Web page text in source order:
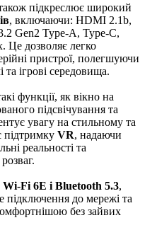
підкреслює широкий
, включаючи: HDMI 2.1b,
Gen2 Type-A, Type-C,
Це дозволяє легко
пристрої, полегшуючи
та ігрові середовища.
функції, як вікно на
підсвічування та
увагу на стильному та
підтримку VR, надаючи
реальності та
Wi-Fi 6E і Bluetooth 5.3,
підключення до мережі та
без зайвих